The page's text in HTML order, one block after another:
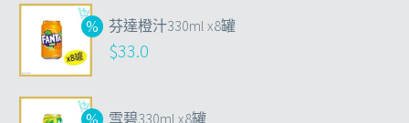
芬達橙汁330ml x8罐
$33.0
雪碧330ml x8罐